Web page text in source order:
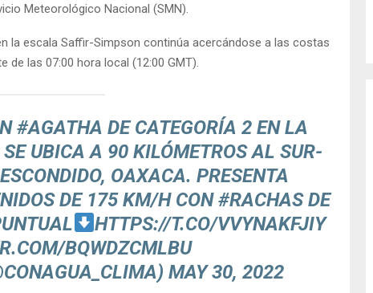
Meteorológico Nacional (SMN).
la escala Saffir-Simpson continúa acercándose a las costas
de las 07:00 hora local (12:00 GMT).
#AGATHA DE CATEGORÍA 2 EN LA
UBICA A 90 KILÓMETROS AL SUR-
OAXACA. PRESENTA
DE 175 KM/H CON#RACHASDE
HTTPS://T.CO/VVYNAKFJIY
BQWDZCMLBU
MAY 30, 2022